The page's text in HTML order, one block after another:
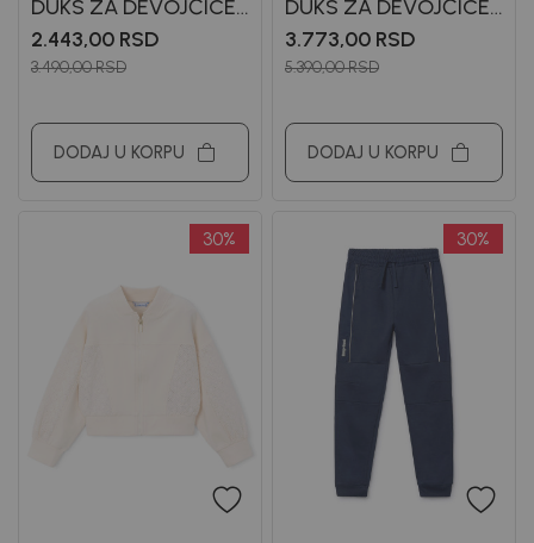
DUKS ZA DEVOJČICE
MAYORAL
2.443,00 RSD
3.490,00RSD
DODAJ U KORPU
DUKS ZA DEVOJČICE
MAYORAL
3.773,00 RSD
5.390,00RSD
DODAJ U KORPU
30% 30%